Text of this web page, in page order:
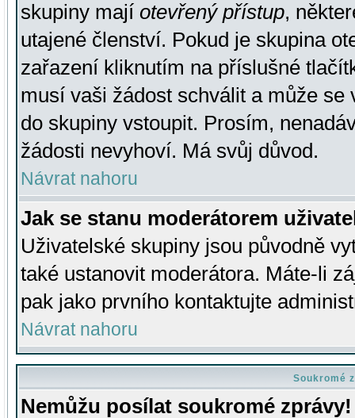
skupiny mají otevřený přístup,
utajené členství. Pokud je skupina
zařazení kliknutím na příslušné
musí vaši žádost schválit a může se
do skupiny vstoupit. Prosím,
žádosti nevyhoví. Má svůj důvod.
Návrat nahoru
Jak se stanu moderátorem
Uživatelské skupiny jsou původně
také ustanovit moderátora. Máte-li
pak jako prvního kontaktujte
Návrat nahoru
Soukromé
Nemůžu posílat soukromé zprávy!